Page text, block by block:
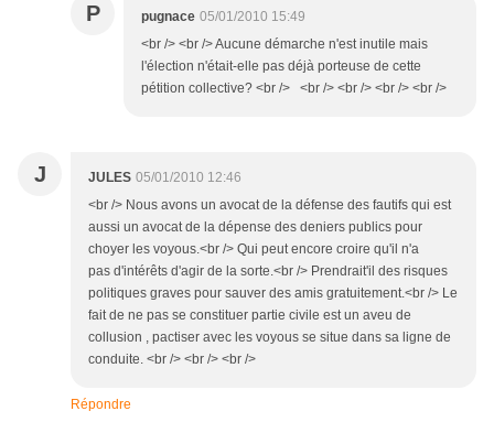
P pugnace 05/01/2010 15:49
<br /> <br /> Aucune démarche n'est inutile mais
l'élection n'était-elle pas déjà porteuse de cette
pétition collective? <br /> <br /> <br /> <br /> <br />
J JULES 05/01/2010 12:46
<br /> Nous avons un avocat de la défense des fautifs qui est
aussi un avocat de la dépense des deniers publics pour
choyer les voyous.<br /> Qui peut encore croire qu'il n'a
pas d'intérêts d'agir de la sorte.<br /> Prendrait'il des risques
politiques graves pour sauver des amis gratuitement.<br /> Le
fait de ne pas se constituer partie civile est un aveu de
collusion , pactiser avec les voyous se situe dans sa ligne de
conduite. <br /> <br /> <br />
Répondre